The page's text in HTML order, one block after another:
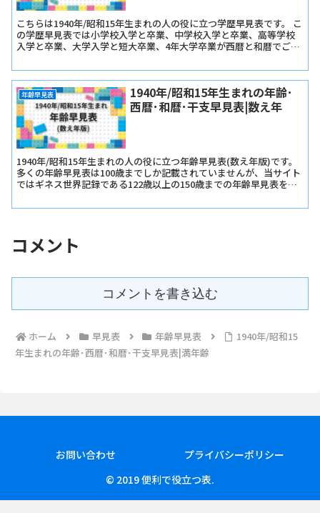
こちらは1940年/昭和15年生まれの人の役に立つ学歴早見表です。 こ
の学歴早見表では小学校入学と卒業、中学校入学と卒業、高等学校
入学と卒業、大学入学と短大卒業、4年大学卒業が西暦と和暦でご確
年齢早見表
1940年/昭和15年生まれの年齢･
西暦･和暦･干支早見表|数え年
1940年/昭和15年生まれの人の役に立つ年齢早見表(数え年版)です。
多くの年齢早見表は100歳までしか記載されていませんが、当サイト
ではギネス世界記録である122歳以上の150歳までの年齢早見表を記
コメント
コメントを書き込む
ホーム 早見表 年齢早見表
1940年/昭和15
年生まれの年齢･西暦･和暦･干支早見表|満年齢
お問い合わせ
プライバシーポリシー
© 2019 便利で役立つ表.